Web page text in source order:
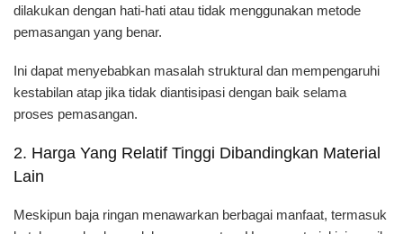
dilakukan dengan hati-hati atau tidak menggunakan metode
pemasangan yang benar.
Ini dapat menyebabkan masalah struktural dan mempengaruhi
kestabilan atap jika tidak diantisipasi dengan baik selama
proses pemasangan.
2. Harga Yang Relatif Tinggi Dibandingkan Material
Lain
Meskipun baja ringan menawarkan berbagai manfaat, termasuk